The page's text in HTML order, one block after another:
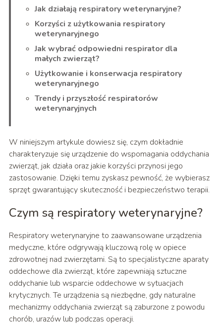
Jak działają respiratory weterynaryjne?
Korzyści z użytkowania respiratory
weterynaryjnego
Jak wybrać odpowiedni respirator dla
małych zwierząt?
Użytkowanie i konserwacja respiratory
weterynaryjnego
Trendy i przyszłość respiratorów
weterynaryjnych
W niniejszym artykule dowiesz się, czym dokładnie
charakteryzuje się urządzenie do wspomagania oddychania
zwierząt, jak działa oraz jakie korzyści przynosi jego
zastosowanie. Dzięki temu zyskasz pewność, że wybierasz
sprzęt gwarantujący skuteczność i bezpieczeństwo terapii.
Czym są respiratory weterynaryjne?
Respiratory weterynaryjne to zaawansowane urządzenia
medyczne, które odgrywają kluczową rolę w opiece
zdrowotnej nad zwierzętami. Są to specjalistyczne aparaty
oddechowe dla zwierząt, które zapewniają sztuczne
oddychanie lub wsparcie oddechowe w sytuacjach
krytycznych. Te urządzenia są niezbędne, gdy naturalne
mechanizmy oddychania zwierząt są zaburzone z powodu
chorób, urazów lub podczas operacji.